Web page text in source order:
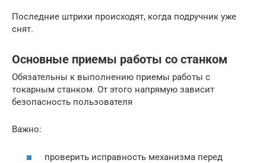
Последние штрихи происходят, когда подручник уже
снят.
Основные приемы работы со станком
Обязательны к выполнению приемы работы с
токарным станком. От этого напрямую зависит
безопасность пользователя
Важно:
проверить исправность механизма перед